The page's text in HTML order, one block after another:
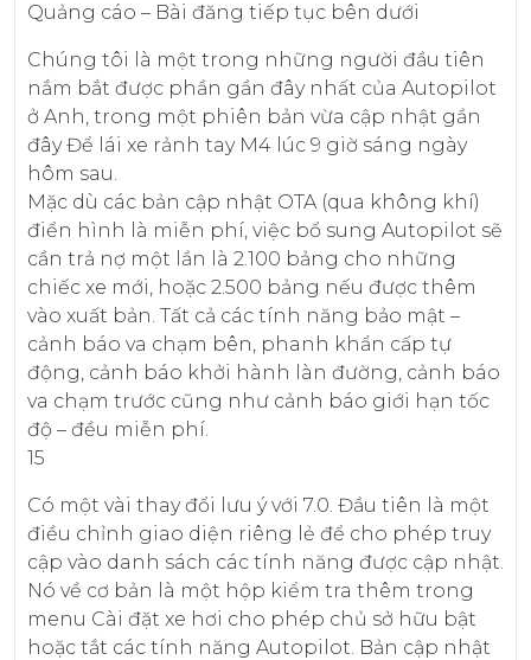
Quảng cáo – Bài đăng tiếp tục bên dưới
Chúng tôi là một trong những người đầu tiên
nắm bắt được phần gần đây nhất của Autopilot
ở Anh, trong một phiên bản vừa cập nhật gần
đây Để lái xe rảnh tay M4 lúc 9 giờ sáng ngày
hôm sau.
Mặc dù các bản cập nhật OTA (qua không khí)
điển hình là miễn phí, việc bổ sung Autopilot sẽ
cần trả nợ một lần là 2.100 bảng cho những
chiếc xe mới, hoặc 2.500 bảng nếu được thêm
vào xuất bản. Tất cả các tính năng bảo mật –
cảnh báo va chạm bên, phanh khẩn cấp tự
động, cảnh báo khởi hành làn đường, cảnh báo
va chạm trước cũng như cảnh báo giới hạn tốc
độ – đều miễn phí.
15
Có một vài thay đổi lưu ý với 7.0. Đầu tiên là một
điều chỉnh giao diện riêng lẻ để cho phép truy
cập vào danh sách các tính năng được cập nhật.
Nó về cơ bản là một hộp kiểm tra thêm trong
menu Cài đặt xe hơi cho phép chủ sở hữu bật
hoặc tắt các tính năng Autopilot. Bản cập nhật